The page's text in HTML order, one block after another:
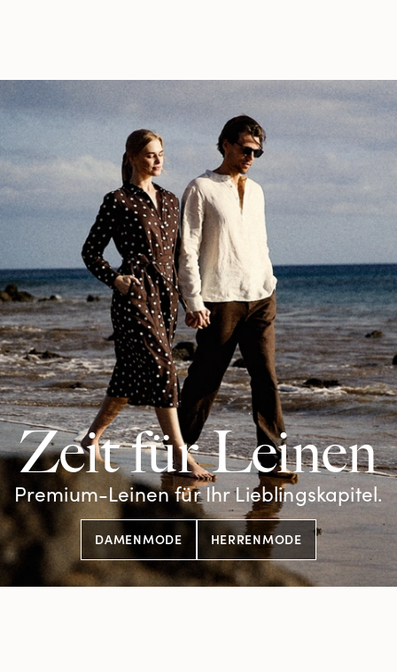
Zeit für Leinen
Premium-Leinen für Ihr Lieblingskapitel.
DAMENMODE HERRENMODE